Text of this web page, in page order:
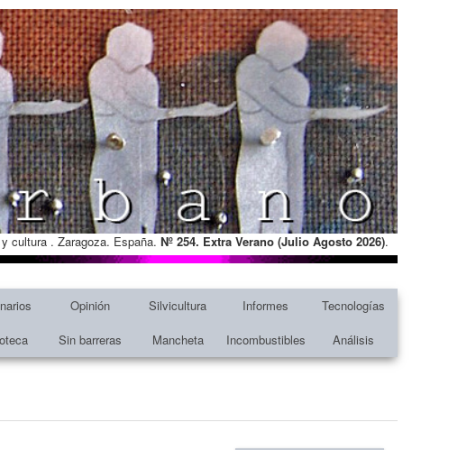
cultura . Zaragoza. España. Nº 254. Extra Verano (Julio Agosto 2026).
Opinión Silvicultura Informes
Tecnologías
Sin barreras Mancheta Incombustibles Análisis